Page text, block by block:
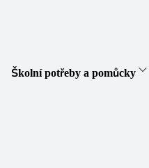
Školní potřeby a pomůcky